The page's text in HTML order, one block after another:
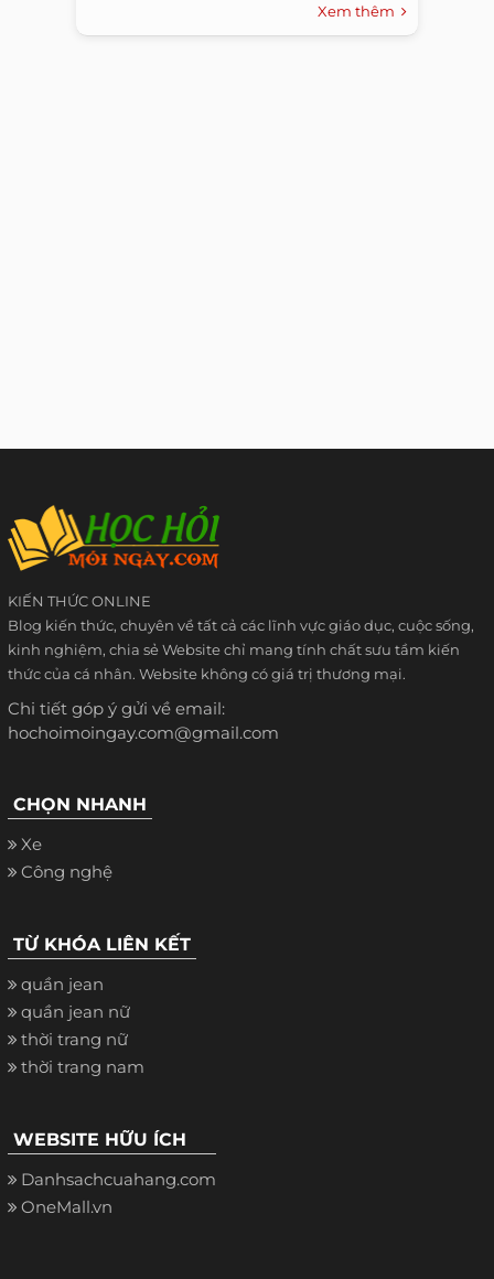
Xem thêm
KIẾN THỨC ONLINE
Blog kiến thức, chuyên về tất cả các lĩnh vực giáo dục, cuộc sống,
kinh nghiệm, chia sẻ Website chỉ mang tính chất sưu tầm kiến
thức của cá nhân. Website không có giá trị thương mại.
Chi tiết góp ý gửi về email:
hochoimoingay.com@gmail.com
CHỌN NHANH
Xe
Công nghệ
TỪ KHÓA LIÊN KẾT
quần jean
quần jean nữ
thời trang nữ
thời trang nam
WEBSITE HỮU ÍCH
Danhsachcuahang.com
OneMall.vn